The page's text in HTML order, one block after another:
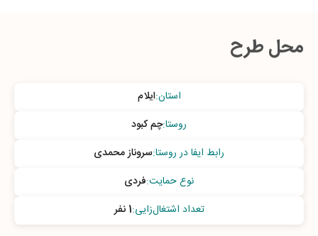
محل طرح
استان:ایلام
روستا:چم کبود
رابط ایفا در روستا:سروناز محمدی
نوع حمایت:فردی
تعداد اشتغال‌زایی:1 نفر